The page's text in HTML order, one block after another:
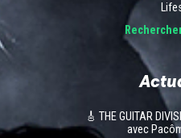
🎸 THE GUITAR
avec